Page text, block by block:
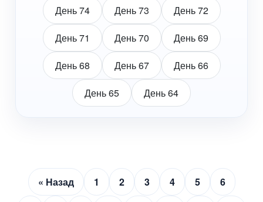
День 74 День 73 День 72
День 71 День 70 День 69
День 68 День 67 День 66
День 65 День 64
« Назад 1 2 3 4 5 6